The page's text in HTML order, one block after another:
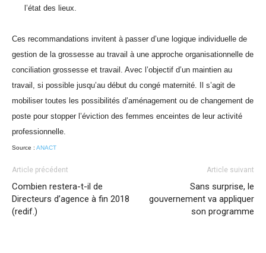
l’état des lieux.
Ces recommandations invitent à passer d’une logique individuelle de
gestion de la grossesse au travail à une approche organisationnelle de
conciliation grossesse et travail. Avec l’objectif d’un maintien au
travail, si possible jusqu’au début du congé maternité. Il s’agit de
mobiliser toutes les possibilités d’aménagement ou de changement de
poste pour stopper l’éviction des femmes enceintes de leur activité
professionnelle.
Source : ANACT
Article précédent
Combien restera-t-il de
Directeurs d’agence à fin 2018
(redif.)
Article suivant
Sans surprise, le
gouvernement va appliquer
son programme